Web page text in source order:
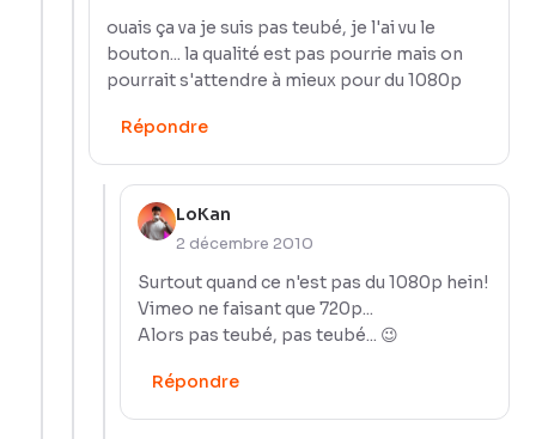
ouais ça va je suis pas teubé, je l'ai vu le
bouton... la qualité est pas pourrie mais on
pourrait s'attendre à mieux pour du 1080p
Répondre
LoKan
2 décembre 2010
Surtout quand ce n'est pas du 1080p hein!
Vimeo ne faisant que 720p...
Alors pas teubé, pas teubé... 😉
Répondre